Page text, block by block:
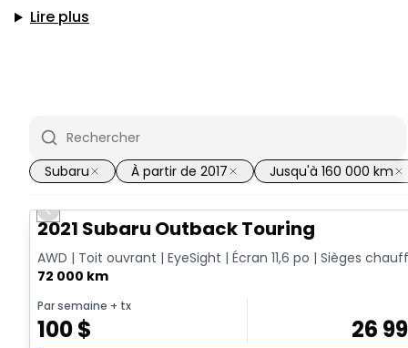
Lire plus
Subaru À partir de 2017 Jusqu'à 160 000 km
Previous slide
2021 Subaru Outback Touring
AWD | Toit ouvrant | EyeSight | Écran 11,6 po | Sièges
72 000 km
Par semaine + tx
100$ 26